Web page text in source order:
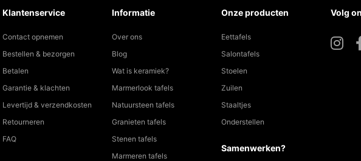
Klantenservice
Contact opnemen
Bestellen & bezorgen
Betalen
Garantie & klachten
Levertijd & verzendkosten
Retourneren
FAQ
Informatie
Over ons
Blog
Wat is keramiek?
Marmerlook tafels
Natuursteen tafels
Granieten tafels
Stenen tafels
Marmeren tafels
Onze producten
Eettafels
Salontafels
Stoelen
Zuilen
Staaltjes
Onderstellen
Samenwerken?
Volg